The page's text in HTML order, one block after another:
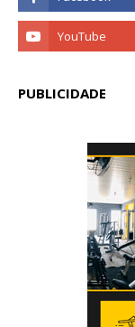
PUBLICIDADE